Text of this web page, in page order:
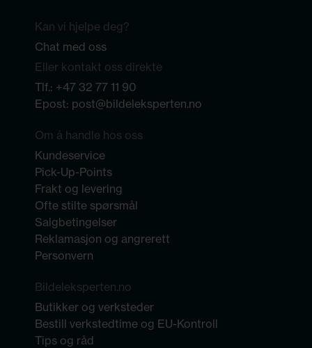
Kan vi hjelpe deg?
Chat med oss
Eller kontakt oss direkte
Tlf.: +47 32 77 11 90
Epost: post@bildeleksperten.no
Om å handle hos oss
Kundeservice
Pick-Up-Points
Frakt og levering
Ofte stilte spørsmål
Salgbetingelser
Reklamasjon og angrerett
Personvern
Bildeleksperten.no
Butikker og verksteder
Bestill verkstedtime og EU-Kontroll
Tips og råd